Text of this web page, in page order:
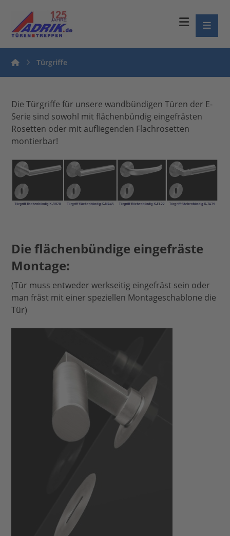
Türgriffe
Die Türgriffe für unsere wandbündigen Türen der E-
Serie sind sowohl mit flächenbündig eingefrästen
Rosetten oder mit aufliegenden Flachrosetten
montierbar!
Die flächenbündige eingefräste
Montage:
(Tür muss entweder werkseitig eingefräst sein oder
man fräst mit einer speziellen Montageschablone die
Tür)